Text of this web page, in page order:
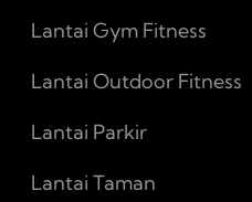
Lantai Gym Fitness
Lantai Outdoor Fitness
Lantai Parkir
Lantai Taman